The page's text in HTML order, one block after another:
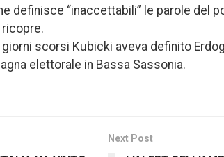
definisce “inaccettabili” le parole del
ricopre.
scorsi Kubicki aveva definito
elettorale in Bassa Sassonia.
Next Post